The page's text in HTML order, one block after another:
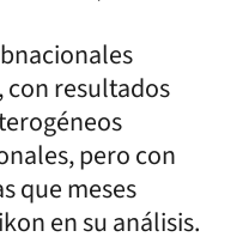
con resultados
pero con
que meses
en su análisis.